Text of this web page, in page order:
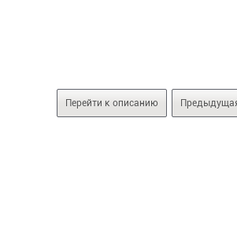
Перейти к описанию